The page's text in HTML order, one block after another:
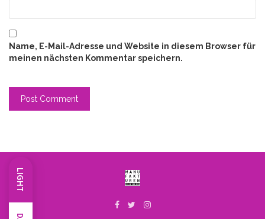
LIGHT
Name, E-Mail-Adresse und Website in diesem Browser für
meinen nächsten Kommentar speichern.